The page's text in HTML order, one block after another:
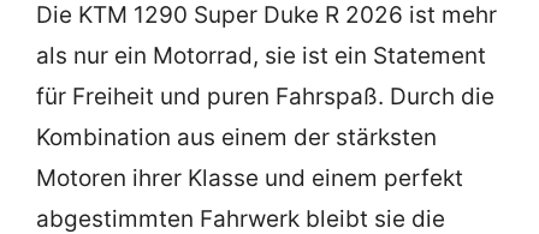
Die KTM 1290 Super Duke R 2026 ist mehr
als nur ein Motorrad, sie ist ein Statement
für Freiheit und puren Fahrspaß. Durch die
Kombination aus einem der stärksten
Motoren ihrer Klasse und einem perfekt
abgestimmten Fahrwerk bleibt sie die